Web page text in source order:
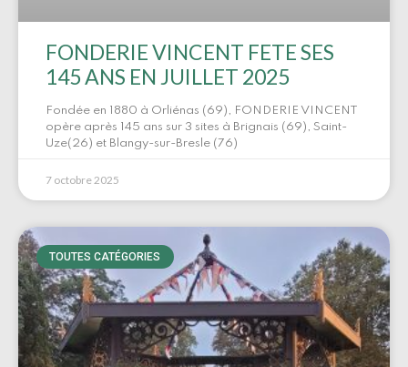
FONDERIE VINCENT FETE SES
145 ANS EN JUILLET 2025
Fondée en 1880 à Orliénas (69), FONDERIE VINCENT
opère après 145 ans sur 3 sites à Brignais (69), Saint-
Uze(26) et Blangy-sur-Bresle (76)
7 octobre 2025
TOUTES CATÉGORIES